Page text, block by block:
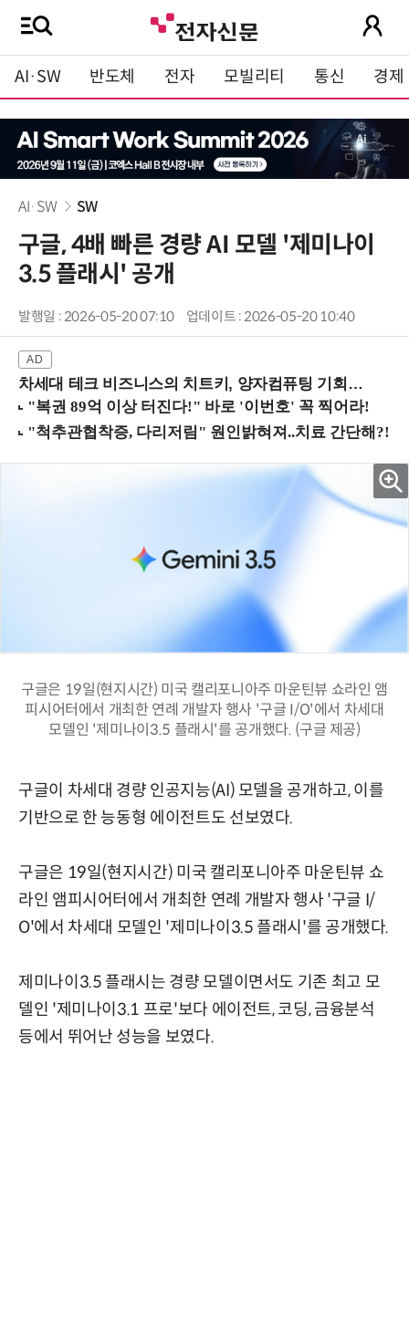
AI·SW 반도체 전자 모빌리티 통신 경제
AI·SW SW
구글, 4배 빠른 경량 AI 모델 '제미나이
3.5 플래시' 공개
발행일 : 2026-05-20 07:10 업데이트 : 2026-05-20 10:40
차세대 테크 비즈니스의 치트키, 양자컴퓨팅 기회를 선점하라! (8/28 강남역)
구글은 19일(현지시간) 미국 캘리포니아주 마운틴뷰 쇼라인 앰
피시어터에서 개최한 연례 개발자 행사 '구글 I/O'에서 차세대
모델인 '제미나이3.5 플래시'를 공개했다. (구글 제공)
구글이 차세대 경량 인공지능(AI) 모델을 공개하고, 이를
기반으로 한 능동형 에이전트도 선보였다.
구글은 19일(현지시간) 미국 캘리포니아주 마운틴뷰 쇼
라인 앰피시어터에서 개최한 연례 개발자 행사 '구글 I/
O'에서 차세대 모델인 '제미나이3.5 플래시'를 공개했다.
제미나이3.5 플래시는 경량 모델이면서도 기존 최고 모
델인 '제미나이3.1 프로'보다 에이전트, 코딩, 금융분석
등에서 뛰어난 성능을 보였다.